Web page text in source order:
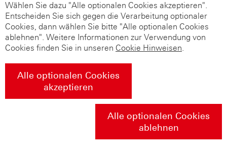
Wählen Sie dazu "Alle optionalen Cookies akzeptieren".
Entscheiden Sie sich gegen die Verarbeitung optionaler
Cookies, dann wählen Sie bitte "Alle optionalen Cookies
ablehnen". Weitere Informationen zur Verwendung von
Cookies finden Sie in unseren Cookie Hinweisen.
Alle optionalen Cookies
akzeptieren
Alle optionalen Cookies
ablehnen